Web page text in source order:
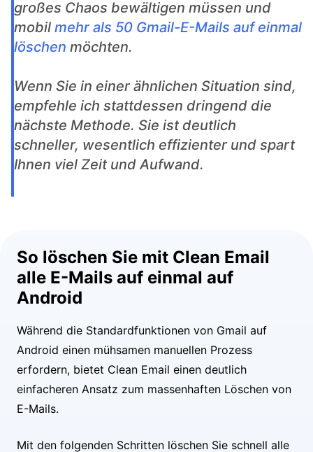
großes Chaos bewältigen müssen und
mobil mehr als 50 Gmail-E-Mails auf einmal
löschen möchten.
Wenn Sie in einer ähnlichen Situation sind,
empfehle ich stattdessen dringend die
nächste Methode. Sie ist deutlich
schneller, wesentlich effizienter und spart
Ihnen viel Zeit und Aufwand.
So löschen Sie mit Clean Email
alle E-Mails auf einmal auf
Android
Während die Standardfunktionen von Gmail auf
Android einen mühsamen manuellen Prozess
erfordern, bietet Clean Email einen deutlich
einfacheren Ansatz zum massenhaften Löschen von
E-Mails.
Mit den folgenden Schritten löschen Sie schnell alle